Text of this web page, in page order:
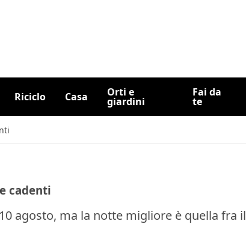
Riciclo Casa Orti e
giardini
Fai da
te
cadenti
agosto, ma la notte migliore è quella fra il